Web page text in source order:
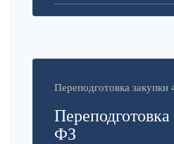
Переподготовка закупки
ФЗ